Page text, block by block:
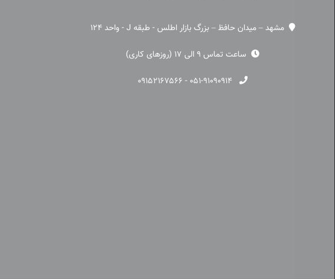
مشهد – میدان حافظ – بزرگ بازار اطلس - طبقه J - واحد 124
ساعت تماس 9 الی 17 (روزهای کاری)
۰۵۱-۹۱۰۹۰۹۱۴ - ۰۹۱۵۲۱۶۷۵۶۶